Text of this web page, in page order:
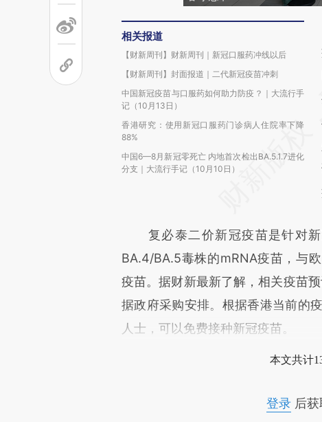
相关报道
【财新周刊】财新周刊｜新冠口服药冲线以后
【财新周刊】封面报道｜二代新冠疫苗冲刺
中国新冠疫苗与口服药如何助力防疫？｜大流行手
记（10月13日）
香港研究：使用新冠口服药门诊病人住院率下降
88%
中国6—8月新冠零死亡 内地首次检出BA.5.1.7进化
分支｜大流行手记（10月10日）
复必泰二价新冠疫苗是针对新
BA.4/BA.5毒株的mRNA疫苗，与
疫苗。据财新最新了解，相关疫苗
据政府采购安排。根据香港当前的
人士，可以免费接种新冠疫苗。
本文共计
登录后获